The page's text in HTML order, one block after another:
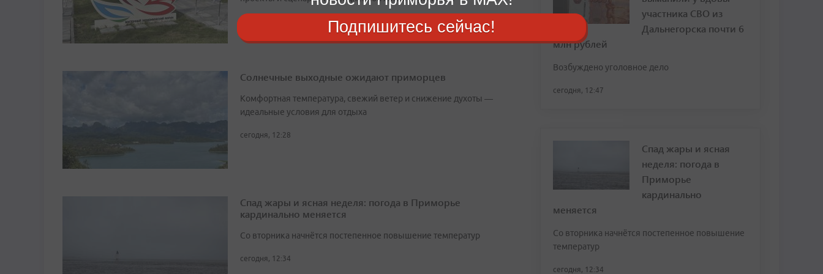
Солнечные выходные ожидают приморцев
Комфортная температура, свежий ветер и снижение духоты —
идеальные условия для отдыха
сегодня, 12:28
Спад жары и ясная неделя: погода в Приморье
кардинально меняется
Со вторника начнётся постепенное повышение температур
сегодня, 12:34
участника СВО из
Дальнегорска почти 6
млн рублей
Возбуждено уголовное дело
сегодня, 12:47
Спад жары и ясная
неделя: погода в
Приморье
кардинально
меняется
Со вторника начнётся постепенное повышение
температур
сегодня, 12:34
Подпишитесь сейчас!